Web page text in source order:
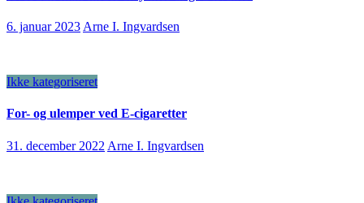
6. januar 2023 Arne I. Ingvardsen
Ikke kategoriseret
For- og ulemper ved E-cigaretter
31. december 2022 Arne I. Ingvardsen